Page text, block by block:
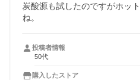
炭酸源も試したのですがホッ
ね。
投稿者情報
50代
購入したストア